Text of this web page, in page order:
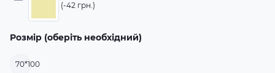
(-42 грн.)
Розмір (оберіть необхідний)
70*100